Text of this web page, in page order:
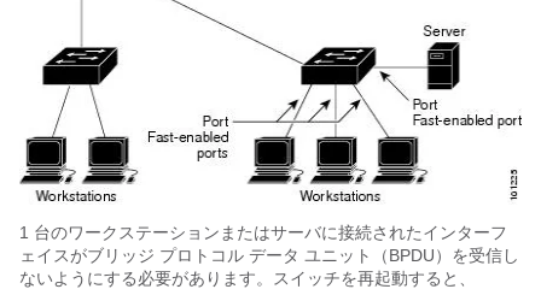
1 台のワークステーションまたはサーバに接続されたインターフ
ェイスがブリッジ プロトコル データ ユニット（BPDU）を受信し
ないようにする必要があります。スイッチを再起動すると、